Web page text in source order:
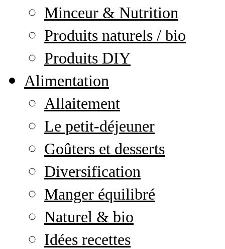
Minceur & Nutrition
Produits naturels / bio
Produits DIY
Alimentation
Allaitement
Le petit-déjeuner
Goûters et desserts
Diversification
Manger équilibré
Naturel & bio
Idées recettes